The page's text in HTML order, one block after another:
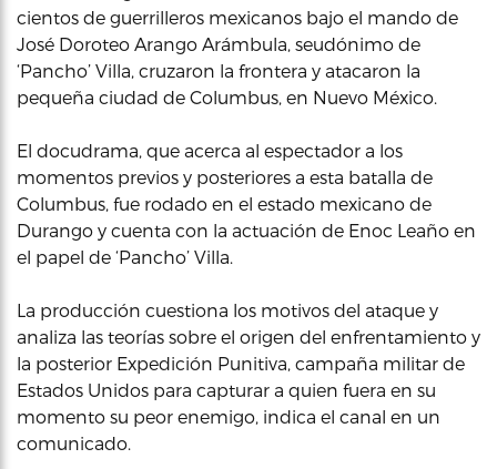
cientos de guerrilleros mexicanos bajo el mando de
José Doroteo Arango Arámbula, seudónimo de
‘Pancho’ Villa, cruzaron la frontera y atacaron la
pequeña ciudad de Columbus, en Nuevo México.
El docudrama, que acerca al espectador a los
momentos previos y posteriores a esta batalla de
Columbus, fue rodado en el estado mexicano de
Durango y cuenta con la actuación de Enoc Leaño en
el papel de ‘Pancho’ Villa.
La producción cuestiona los motivos del ataque y
analiza las teorías sobre el origen del enfrentamiento y
la posterior Expedición Punitiva, campaña militar de
Estados Unidos para capturar a quien fuera en su
momento su peor enemigo, indica el canal en un
comunicado.